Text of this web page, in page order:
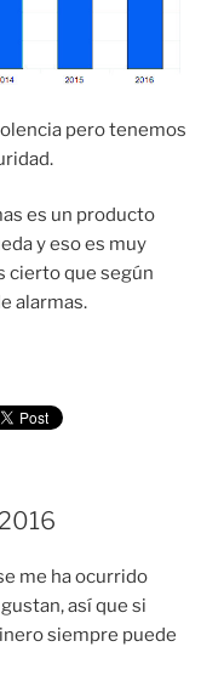
pero tenemos
es un producto
y eso es muy
cierto que según
alarmas.
me ha ocurrido
así que si
siempre puede